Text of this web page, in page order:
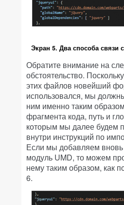
Экран 5. Два способа
Обратите внимание на
обстоятельство.
этих файлов новейший
использовался, мы
ним именно таким
фрагмента кода, путь и
которым мы далее будем
внутри инструкций по
Если мы добавляем
модуль UMD, то можем
нему таким образом, как
6.